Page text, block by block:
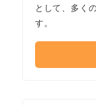
として、多く
す。